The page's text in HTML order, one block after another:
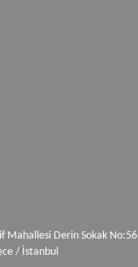
Mahallesi Derin Sokak No:56
/ İstanbul